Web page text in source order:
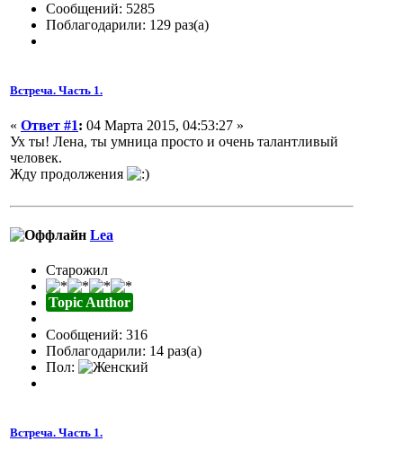
Сообщений: 5285
Поблагодарили: 129 раз(а)
Встреча. Часть 1.
« Ответ #1: 04 Марта 2015, 04:53:27 »
Ух ты! Лена, ты умница просто и очень талантливый
человек.
Жду продолжения
Lea
Старожил
Topic Author
Сообщений: 316
Поблагодарили: 14 раз(а)
Пол:
Встреча. Часть 1.